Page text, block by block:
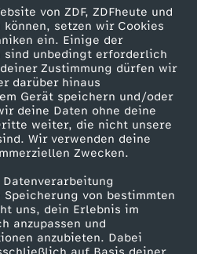
von ZDF, ZDFheute und
setzen wir Cookies
ein. Einige der
sind unbedingt erforderlich
Zustimmung dürfen wir
darüber hinaus
Gerät speichern und/oder
deine Daten ohne deine
weiter, die nicht unsere
Wir verwenden deine
Zwecken.
von bestimmten
uns, dein Erlebnis im
anzupassen und
anzubieten. Dabei
Service
ZDFmitreden
Kontakt zum ZDF
Tickets
Zuschauerservice
Hilfe